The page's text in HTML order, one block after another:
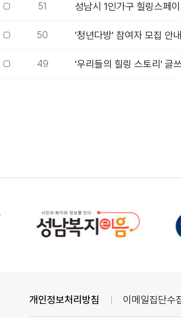
51 성남시 1인가구 힐링스페
50 '청년다방' 참여자 모집 안내
49 '우리들의 힐링 스토리' 글
개인정보처리방침 이메일집단수